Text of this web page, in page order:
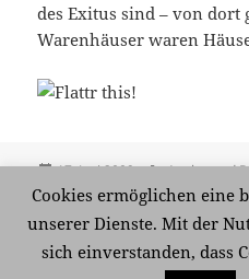
des Exitus sind – von
Warenhäuser waren
Veröffentlicht
am
17. Juni 2009 Kategorien
Analog und
E-Commerce,Hertie,Horten,
Long Tail,
Schreibe einen Kommentarzu
Cookies ermöglichen eine
unserer Dienste. Mit der
sich einverstanden, dass